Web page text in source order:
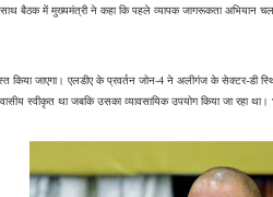
साथ बैठक में मुख्यमंत्री ने कहा कि पहले व्यापक जागरूकता अभियान
जाएगा। एलडीए के प्रवर्तन जोन-4 ने अलीगंज के सेक्टर-डी
स्वीकृत था जबकि उसका व्यावसायिक उपयोग किया जा रहा